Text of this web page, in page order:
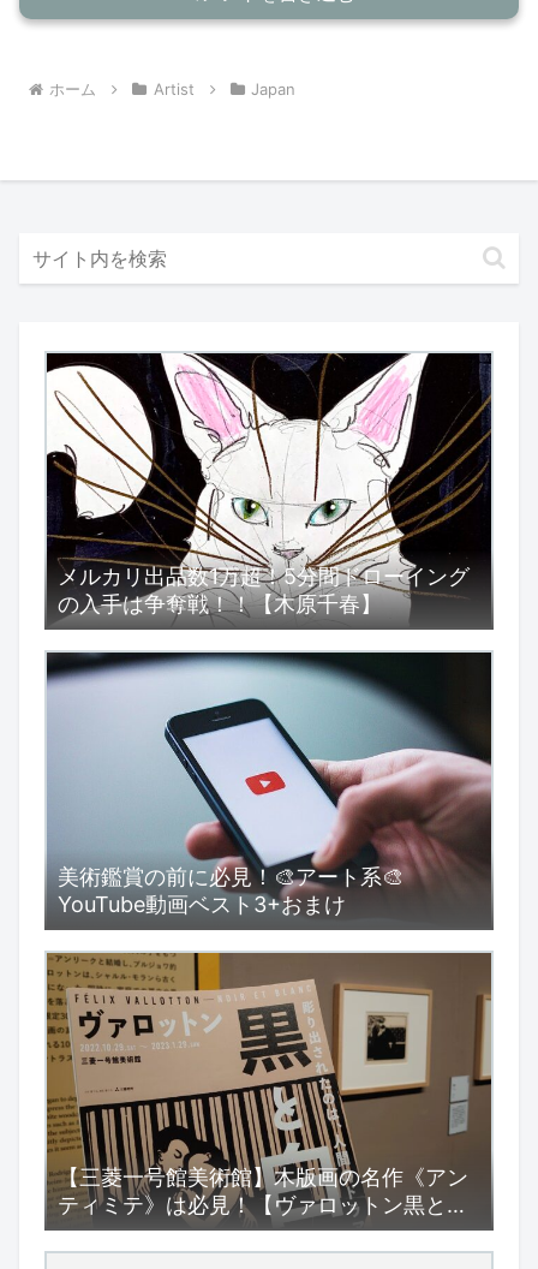
ホーム Artist Japan
メルカリ出品数1万超！5分間ドローイング
の入手は争奪戦！！【木原千春】
美術鑑賞の前に必見！🎨アート系🎨
YouTube動画ベスト3+おまけ
【三菱一号館美術館】木版画の名作《アン
ティミテ》は必見！【ヴァロットン黒と
白】展